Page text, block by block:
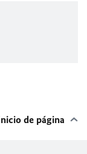
de página